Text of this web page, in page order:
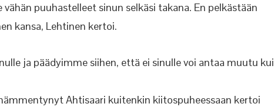
puuhastelleet sinun selkäsi takana. En pelkästään
kansa, Lehtinen kertoi.
ja päädyimme siihen, että ei sinulle voi antaa muutu
Ahtisaari kuitenkin kiitospuheessaan kertoi